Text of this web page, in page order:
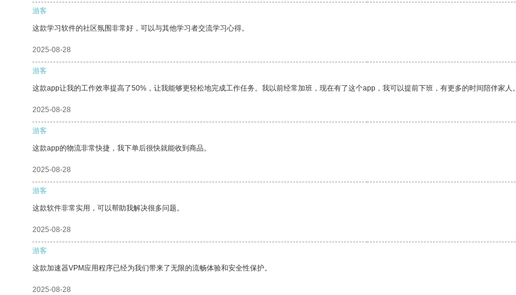
游客
这款学习软件的社区氛围非常好，可以与其他学习者交流学习心得。
2025-08-28
游客
这款app让我的工作效率提高了50%，让我能够更轻松地完成工作任务。我以前经常加班，现在有了这个app，我可以提前下班，有更多的时间陪伴家人。
2025-08-28
游客
这款app的物流非常快捷，我下单后很快就能收到商品。
2025-08-28
游客
这款软件非常实用，可以帮助我解决很多问题。
2025-08-28
游客
这款加速器VPM应用程序已经为我们带来了无限的流畅体验和安全性保护。
2025-08-28